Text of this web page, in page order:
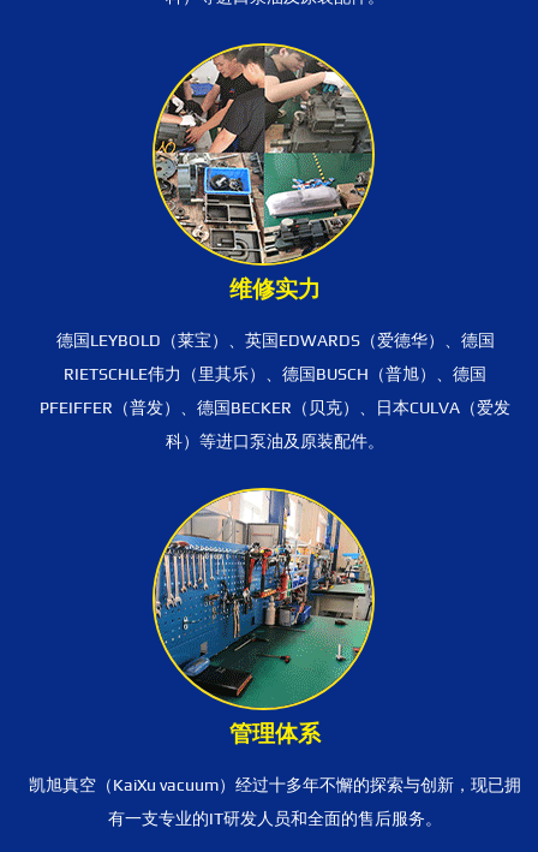
维修实力
德国LEYBOLD（莱宝）、英国EDWARDS（爱德华）、德国
RIETSCHLE伟力（里其乐）、德国BUSCH（普旭）、德国
PFEIFFER（普发）、德国BECKER（贝克）、日本CULVA（爱发
科）等进口泵油及原装配件。
管理体系
凯旭真空（KaiXu vacuum）经过十多年不懈的探索与创新，现已拥
有一支专业的IT研发人员和全面的售后服务。